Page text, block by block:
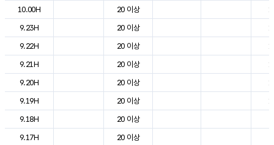
10.00H
20 이상
9.23H
20 이상
9.22H
20 이상
9.21H
20 이상
9.20H
20 이상
9.19H
20 이상
9.18H
20 이상
9.17H
20 이상